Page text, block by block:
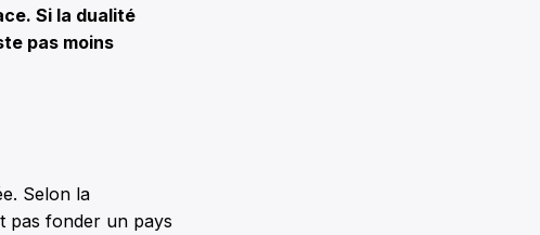
Si la dualité
pas moins
Selon la
pas fonder un pays